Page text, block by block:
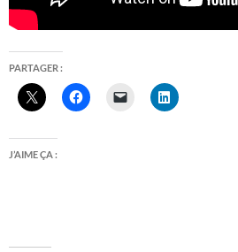
PARTAGER :
J’AIME ÇA :